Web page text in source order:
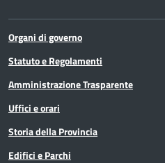
Organi di governo
Statuto e Regolamenti
Amministrazione Trasparente
Uffici e orari
Storia della Provincia
Edifici e Parchi